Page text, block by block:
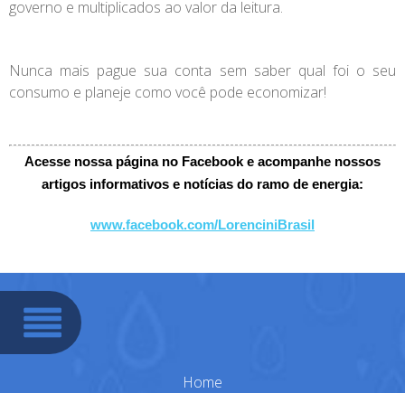
governo e multiplicados ao valor da leitura.
Nunca mais pague sua conta sem saber qual foi o seu
consumo e planeje como você pode economizar!
Acesse nossa página no Facebook e acompanhe nossos
artigos informativos e notícias do ramo de energia:
www.facebook.com/LorenciniBrasil
Home